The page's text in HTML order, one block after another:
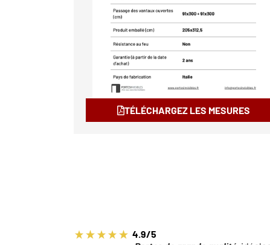
TÉLÉCHARGEZ LES MESURES
4.9/5